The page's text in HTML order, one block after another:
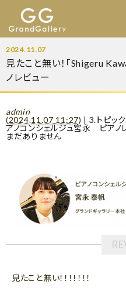
2024.11.07
見たこと無い！「Shigeru
ノレビュー
admin
(2024.11.07 11:27) | 3.トピッ
アノコンシェルジュ宮永 ピアノ
まだありません
見たこと無い！！！！！！！